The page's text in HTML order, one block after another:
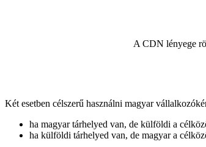
A CDN lényege
Két esetben célszerű használni magyar
ha magyar tárhelyed van, de külföldi a
ha külföldi tárhelyed van, de magyar a